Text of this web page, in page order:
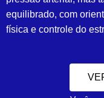
equilibrado, com
física e controle do